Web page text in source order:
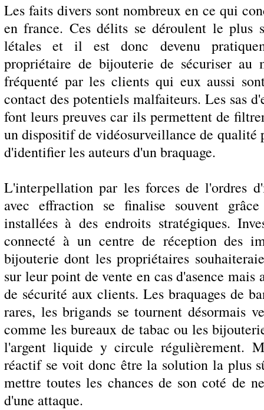
Les faits divers sont nombreux en ce qui
en france. Ces délits se déroulent le plus
létales et il est donc devenu
propriétaire de bijouterie de sécuriser au
fréquenté par les clients qui eux aussi
contact des potentiels malfaiteurs. Les sas
font leurs preuves car ils permettent de
un dispositif de vidéosurveillance de qualité
d'identifier les auteurs d'un braquage.
L'interpellation par les forces de l'ordres
avec effraction se finalise souvent
installées à des endroits stratégiques.
connecté à un centre de réception des
bijouterie dont les propriétaires
sur leur point de vente en cas d'asence
de sécurité aux clients. Les braquages de
rares, les brigands se tournent désormais
comme les bureaux de tabac ou les
l'argent liquide y circule régulièrement.
réactif se voit donc être la solution la plus
mettre toutes les chances de son coté de
d'une attaque.